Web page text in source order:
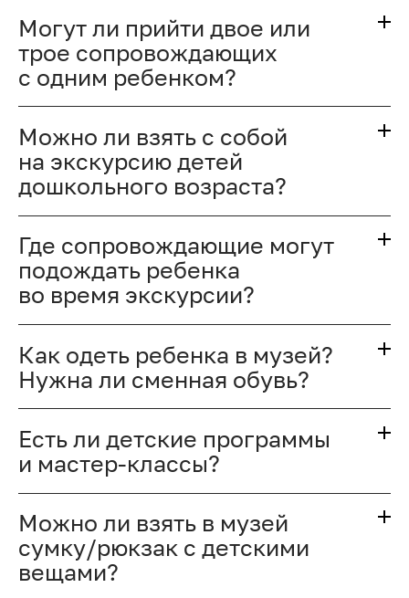
Могут ли прийти двое или
трое сопровождающих
с одним ребенком?
Можно ли взять с собой
на экскурсию детей
дошкольного возраста?
Где сопровождающие могут
подождать ребенка
во время экскурсии?
Как одеть ребенка в музей?
Нужна ли сменная обувь?
Есть ли детские программы
и мастер-классы?
Можно ли взять в музей
сумку/рюкзак с детскими
вещами?